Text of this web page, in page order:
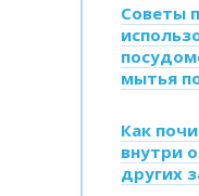
Советы
мытья
Как
внутри
других